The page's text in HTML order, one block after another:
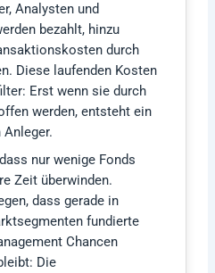
Analysten und
bezahlt, hinzu
durch
Diese laufenden Kosten
Erst wenn sie durch
werden, entsteht ein
nur wenige Fonds
Zeit überwinden.
dass gerade in
fundierte
Chancen
Die